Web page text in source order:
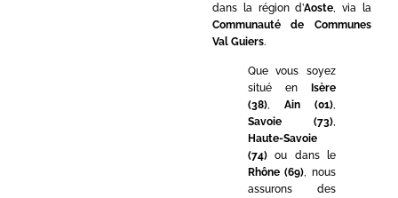
dans la région d’Aoste , via la
Communauté de Communes
Val Guiers.
Que vous soyez
situé en
Isère
(38), Ain (01),
Savoie (73),
Haute-Savoie
(74)ou dans le
Rhône (69), nous
assurons des